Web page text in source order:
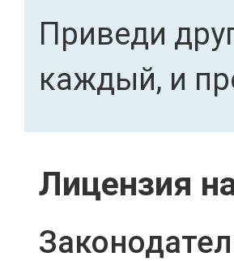
Приведи
каждый, и
Лицензия